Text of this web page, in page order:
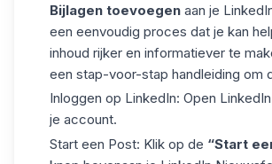
Bijlagen toevoegen aan je
een eenvoudig proces dat je kan
inhoud rijker en informatiever te
een stap-voor-stap handleiding om
Inloggen op LinkedIn: Open
je account.
Start een Post: Klik op de “Start